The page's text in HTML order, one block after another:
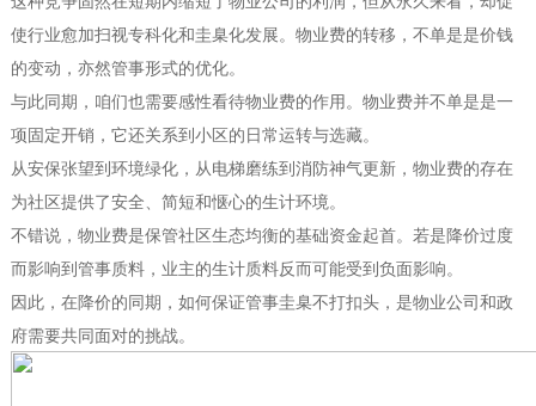
使行业愈加扫视专科化和圭臬化发展。物业费的转移，不单是是价钱
的变动，亦然管事形式的优化。
与此同期，咱们也需要感性看待物业费的作用。物业费并不单是是一
项固定开销，它还关系到小区的日常运转与选藏。
从安保张望到环境绿化，从电梯磨练到消防神气更新，物业费的存在
为社区提供了安全、简短和惬心的生计环境。
不错说，物业费是保管社区生态均衡的基础资金起首。若是降价过度
而影响到管事质料，业主的生计质料反而可能受到负面影响。
因此，在降价的同期，如何保证管事圭臬不打扣头，是物业公司和政
府需要共同面对的挑战。